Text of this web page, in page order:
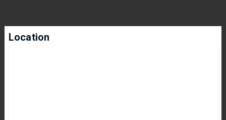
Location